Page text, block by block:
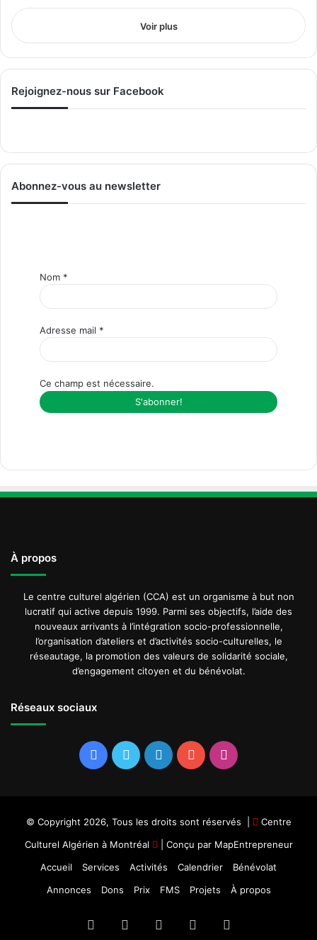
Voir plus
Rejoignez-nous sur Facebook
Abonnez-vous au newsletter
Nom *
Adresse mail *
Ce champ est nécessaire.
À propos
Le centre culturel algérien (CCA) est un organisme à but non
lucratif qui active depuis 1999. Parmi ses objectifs, l’aide des
nouveaux arrivants à l’intégration socio-professionnelle,
l’organisation d’ateliers et d’activités socio-culturelles, le
réseautage, la promotion des valeurs de solidarité sociale,
d’engagement citoyen et du bénévolat.
Réseaux sociaux
Facebook
TwitterLinkedinYouTubeInstagram
© Copyright 2026, Tous les droits sont réservés |
Centre
Culturel Algérien à Montréal
| Conçu par MapEntrepreneur
Accueil
Services Activités Calendrier
Bénévolat
Annonces
Dons Prix FMS Projets À propos
FacebookTwitter LinkedinYouTube